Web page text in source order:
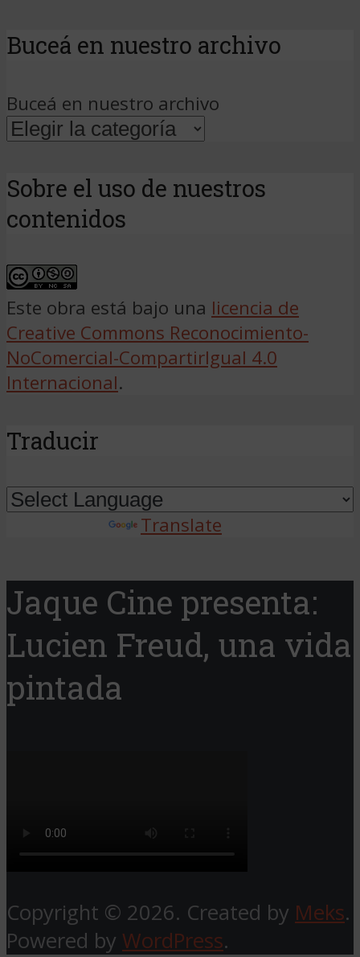
Buceá en nuestro archivo
Buceá en nuestro archivo
Sobre el uso de nuestros
contenidos
Este obra está bajo una licencia de
Creative Commons Reconocimiento-
NoComercial-CompartirIgual 4.0
Internacional.
Traducir
Translate
Jaque Cine presenta:
Lucien Freud, una vida
pintada
Copyright © 2026. Created by Meks.
Powered by WordPress.